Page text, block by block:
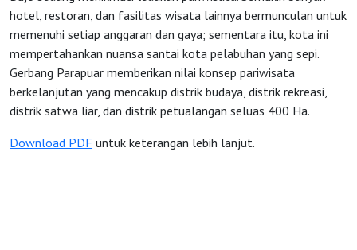
OSS
Agenda
Investasi
hotel, restoran, dan fasilitas wisata lainnya bermunculan untuk
memenuhi setiap anggaran dan gaya; sementara itu, kota ini
mempertahankan nuansa santai kota pelabuhan yang sepi.
Gerbang Parapuar memberikan nilai konsep pariwisata
berkelanjutan yang mencakup distrik budaya, distrik rekreasi,
distrik satwa liar, dan distrik petualangan seluas 400 Ha.
Download PDF untuk keterangan lebih lanjut.